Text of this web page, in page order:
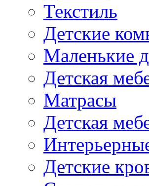
Текстиль
Детские
Маленькие
Детская
Матрасы
Детская
Детские